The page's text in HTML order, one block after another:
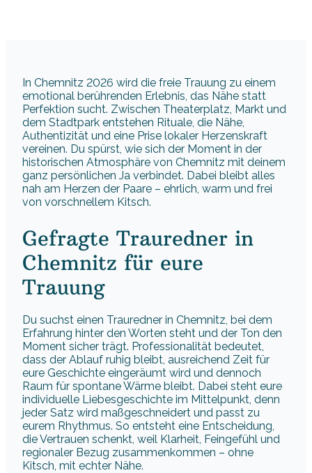
In Chemnitz 2026 wird die freie Trauung zu einem
emotional berührenden Erlebnis, das Nähe statt
Perfektion sucht. Zwischen Theaterplatz, Markt und
dem Stadtpark entstehen Rituale, die Nähe,
Authentizität und eine Prise lokaler Herzenskraft
vereinen. Du spürst, wie sich der Moment in der
historischen Atmosphäre von Chemnitz mit deinem
ganz persönlichen Ja verbindet. Dabei bleibt alles
nah am Herzen der Paare – ehrlich, warm und frei
von vorschnellem Kitsch.
Gefragte Trauredner in
Chemnitz für eure
Trauung
Du suchst einen Trauredner in Chemnitz, bei dem
Erfahrung hinter den Worten steht und der Ton den
Moment sicher trägt. Professionalität bedeutet,
dass der Ablauf ruhig bleibt, ausreichend Zeit für
eure Geschichte eingeräumt wird und dennoch
Raum für spontane Wärme bleibt. Dabei steht eure
individuelle Liebesgeschichte im Mittelpunkt, denn
jeder Satz wird maßgeschneidert und passt zu
eurem Rhythmus. So entsteht eine Entscheidung,
die Vertrauen schenkt, weil Klarheit, Feingefühl und
regionaler Bezug zusammenkommen – ohne
Kitsch, mit echter Nähe.